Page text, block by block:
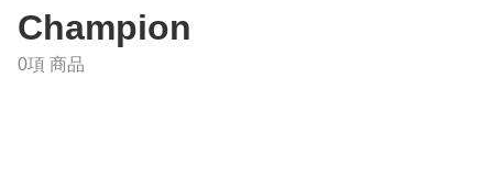
Champion
0項 商品